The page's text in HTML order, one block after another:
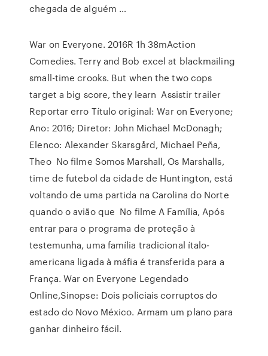
chegada de alguém …
War on Everyone. 2016R 1h 38mAction
Comedies. Terry and Bob excel at blackmailing
small-time crooks. But when the two cops
target a big score, they learn Assistir trailer
Reportar erro Título original: War on Everyone;
Ano: 2016; Diretor: John Michael McDonagh;
Elenco: Alexander Skarsgård, Michael Peña,
Theo No filme Somos Marshall, Os Marshalls,
time de futebol da cidade de Huntington, está
voltando de uma partida na Carolina do Norte
quando o avião que No filme A Família, Após
entrar para o programa de proteção à
testemunha, uma família tradicional ítalo-
americana ligada à máfia é transferida para a
França. War on Everyone Legendado
Online,Sinopse: Dois policiais corruptos do
estado do Novo México. Armam um plano para
ganhar dinheiro fácil.